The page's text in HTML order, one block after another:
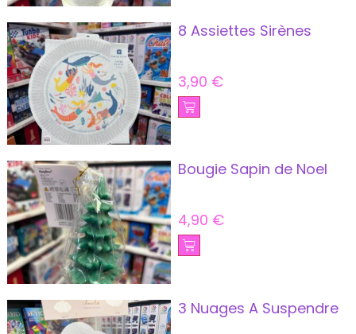
8 Assiettes Sirènes
3,90 €
Bougie Sapin de Noel
4,90 €
3 Nuages A Suspendre